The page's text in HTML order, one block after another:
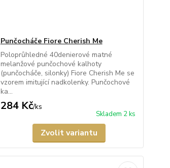
Punčocháče Fiore Cherish Me
Poloprůhledné 40denierové matné
melanžové punčochové kalhoty
(punčocháče, silonky) Fiore Cherish Me se
vzorem imitující nadkolenky. Punčochové
ka...
284 Kč/ks
Skladem 2 ks
Zvolit variantu